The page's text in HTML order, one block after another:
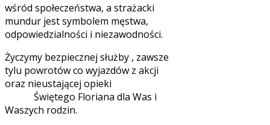
wśród społeczeństwa, a strażacki
mundur jest symbolem męstwa,
odpowiedzialności i niezawodności.
Życzymy bezpiecznej służby , zawsze
tylu powrotów co wyjazdów z akcji
oraz nieustającej opieki
Świętego Floriana dla Was i
Waszych rodzin.